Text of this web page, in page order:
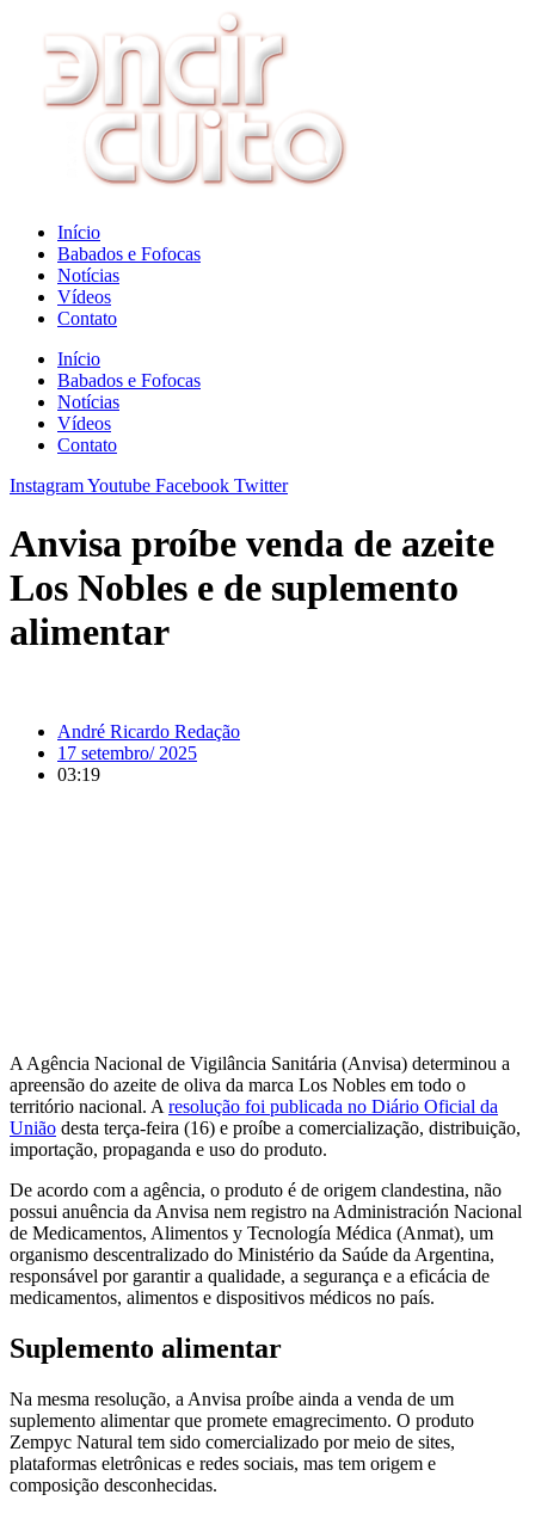
conteúdo
Início
Babados e Fofocas
Notícias
Vídeos
Contato
Início
Babados e Fofocas
Notícias
Vídeos
Contato
InstagramYoutube Facebook Twitter
Anvisa proíbe venda de azeite
Los Nobles e de suplemento
alimentar
André Ricardo Redação
17 setembro/ 2025
03:19
A Agência Nacional de Vigilância Sanitária (Anvisa) determinou a
apreensão do azeite de oliva da marca Los Nobles em todo o
território nacional. A resolução foi publicada no Diário Oficial da
União desta terça-feira (16) e proíbe a comercialização, distribuição,
importação, propaganda e uso do produto.
De acordo com a agência, o produto é de origem clandestina, não
possui anuência da Anvisa nem registro na Administración Nacional
de Medicamentos, Alimentos y Tecnología Médica (Anmat), um
organismo descentralizado do Ministério da Saúde da Argentina,
responsável por garantir a qualidade, a segurança e a eficácia de
medicamentos, alimentos e dispositivos médicos no país.
Suplemento alimentar
Na mesma resolução, a Anvisa proíbe ainda a venda de um
suplemento alimentar que promete emagrecimento. O produto
Zempyc Natural tem sido comercializado por meio de sites,
plataformas eletrônicas e redes sociais, mas tem origem e
composição desconhecidas.